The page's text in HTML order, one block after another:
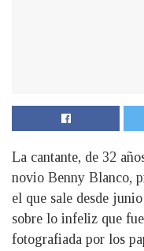
La cantante, de 32
novio Benny Blanco,
el que sale desde
sobre lo infeliz que
fotografiada por los